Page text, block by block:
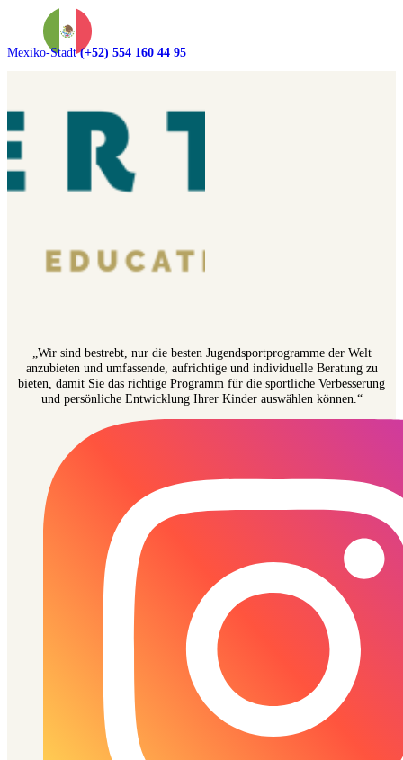
Mexiko-Stadt(+52) 554 160 44 95
„Wir sind bestrebt, nur die besten Jugendsportprogramme der Welt
anzubieten und umfassende, aufrichtige und individuelle Beratung zu
bieten, damit Sie das richtige Programm für die sportliche Verbesserung
und persönliche Entwicklung Ihrer Kinder auswählen können.“